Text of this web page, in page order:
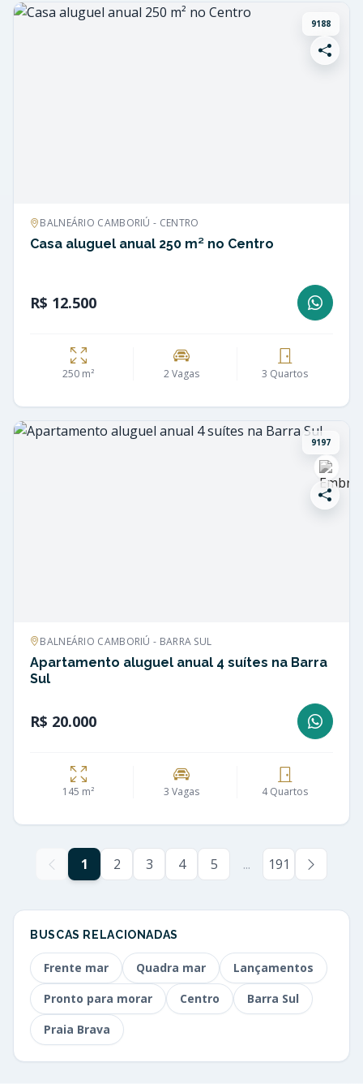
9188
BALNEÁRIO CAMBORIÚ - CENTRO
Casa aluguel anual 250 m² no Centro
R$ 12.500
250 m² 2 Vagas 3 Quartos
9197
BALNEÁRIO CAMBORIÚ - BARRA SUL
Apartamento aluguel anual 4 suítes na Barra
Sul
R$ 20.000
145 m² 3 Vagas 4 Quartos
1 2 3 4 5 ... 191
BUSCAS RELACIONADAS
Frente mar Quadra mar
Lançamentos
Pronto para morar
Centro
Barra Sul
Praia Brava